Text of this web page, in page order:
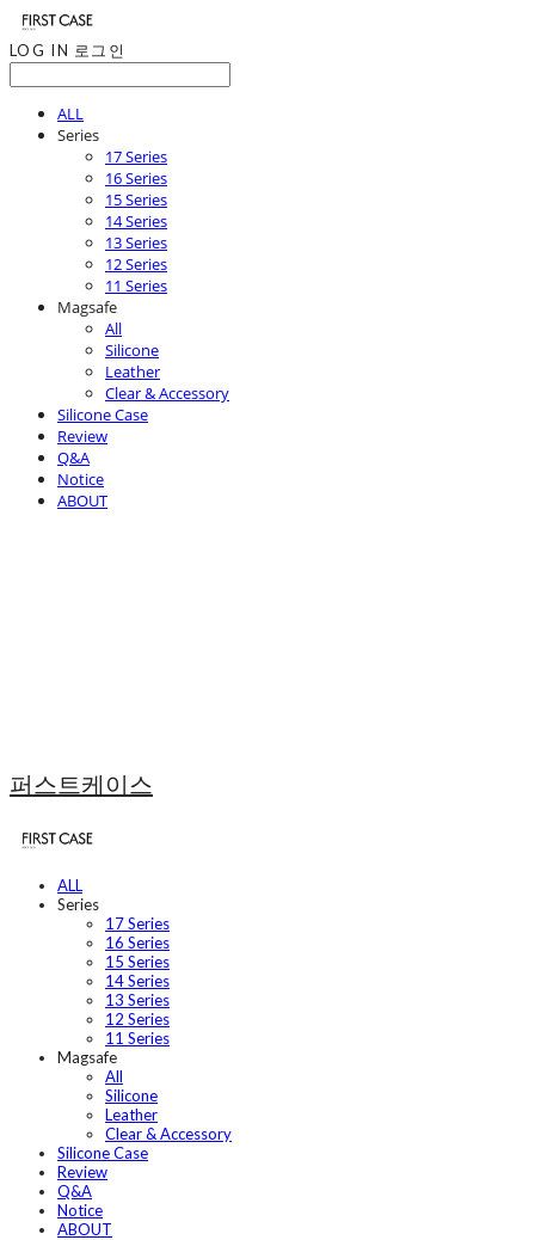
LOG IN 로그인
ALL
Series
17 Series
16 Series
15 Series
14 Series
13 Series
12 Series
11 Series
Magsafe
All
Silicone
Leather
Clear & Accessory
Silicone Case
Review
Q&A
Notice
ABOUT
퍼스트케이스
ALL
Series
17 Series
16 Series
15 Series
14 Series
13 Series
12 Series
11 Series
Magsafe
All
Silicone
Leather
Clear & Accessory
Silicone Case
Review
Q&A
Notice
ABOUT